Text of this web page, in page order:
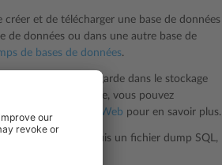
et de télécharger une base de données
de données ou dans une autre base de
de bases de données.
fichier de sauvegarde dans le stockage
la sauvegarde, vous pouvez
et restaurer les sites Web pour en savoir plus.
ou depuis un fichier dump SQL,